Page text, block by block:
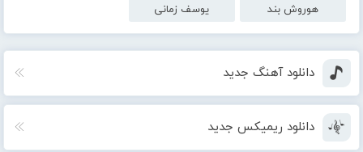
هوروش بند
یوسف زمانی
دانلود آهنگ جدید
دانلود ریمیکس جدید